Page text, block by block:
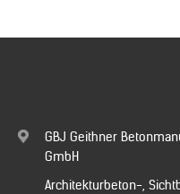
GBJ Geithner
GmbH
Architekturbeton-,